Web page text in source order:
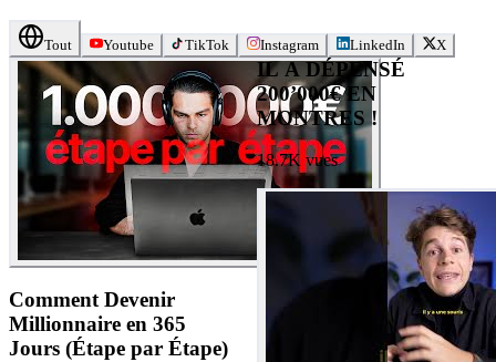
Tout Youtube TikTok Instagram LinkedIn X
Comment Devenir
Millionnaire en 365
Jours (Étape par Étape)
IL A DÉPENSÉ
200’000€ EN
MONTRES !
18.7K vues